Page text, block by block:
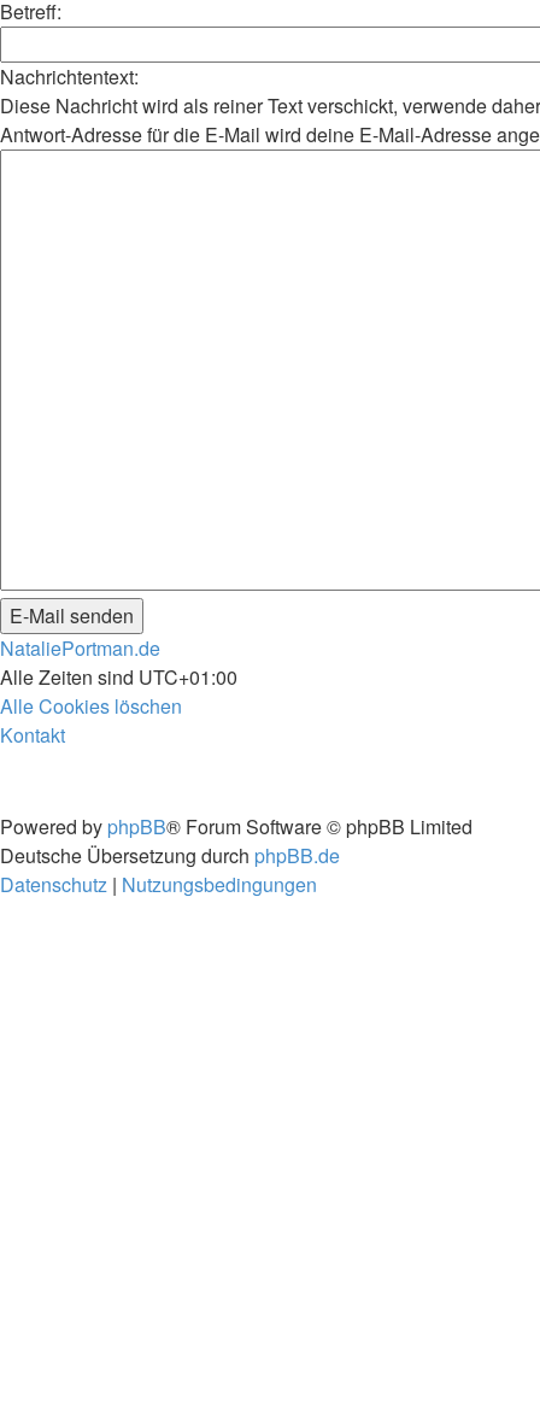
Betreff:
Nachrichtentext:
Diese Nachricht wird als reiner Text verschickt, verwende
Antwort-Adresse für die E-Mail wird deine E-Mail-Adresse
NataliePortman.de
Alle Zeiten sind UTC+01:00
Alle Cookies löschen
Kontakt
Powered by phpBB® Forum Software © phpBB Limited
Deutsche Übersetzung durch phpBB.de
Datenschutz | Nutzungsbedingungen